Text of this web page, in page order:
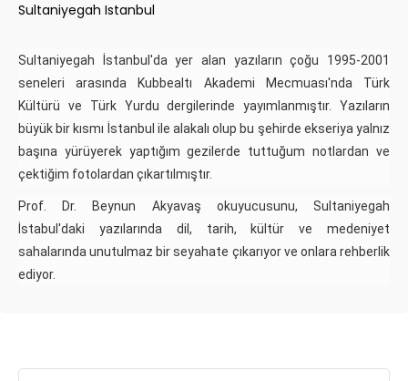
Sultaniyegah Istanbul
Sultaniyegah İstanbul'da yer alan yazıların çoğu 1995-2001
seneleri arasında Kubbealtı Akademi Mecmuası'nda Türk
Kültürü ve Türk Yurdu dergilerinde yayımlanmıştır. Yazıların
büyük bir kısmı İstanbul ile alakalı olup bu şehirde ekseriya yalnız
başına yürüyerek yaptığım gezilerde tuttuğum notlardan ve
çektiğim fotolardan çıkartılmıştır.
Prof. Dr. Beynun Akyavaş okuyucusunu, Sultaniyegah
İstabul'daki yazılarında dil, tarih, kültür ve medeniyet
sahalarında unutulmaz bir seyahate çıkarıyor ve onlara rehberlik
ediyor.